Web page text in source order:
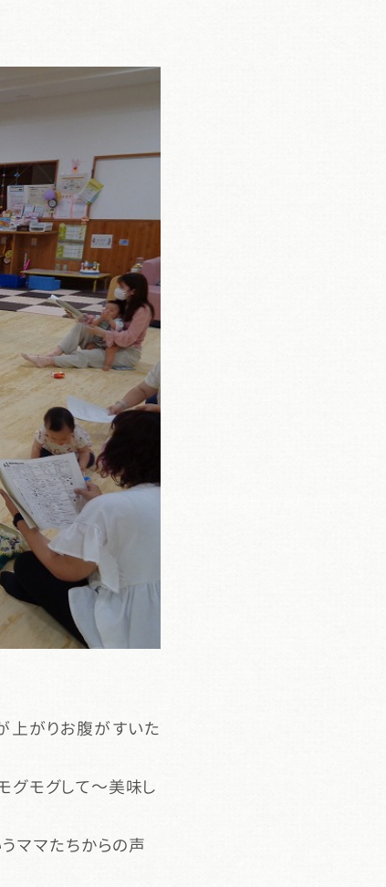
上がりお腹がすいた
グモグして～美味し
ママたちからの声